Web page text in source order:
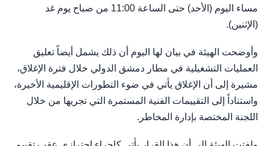
مساء اليوم (الأحد) حتى الساعة 11:00 من صباح يوم غد
(الإثنين).
وأوضحت الهيئة في بيان لها اليوم أن ذلك يشمل أيضاً تعليق
العمليات التشغيلية في مطار دمشق الدولي خلال فترة الإغلاق،
مشيرة إلى أن الإغلاق يأتي في ضوء التطورات الإقليمية الأخيرة،
واستناداً إلى التقييمات الفنية المستمرة التي تجريها من خلال
اللجنة المختصة بإدارة المخاطر.